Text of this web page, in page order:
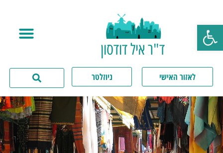
פתח סרגל נגישות
ד"ר איל דודסון
לאזור האישי ניוזלטר